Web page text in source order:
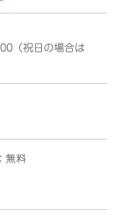
（祝日の場合は
無料